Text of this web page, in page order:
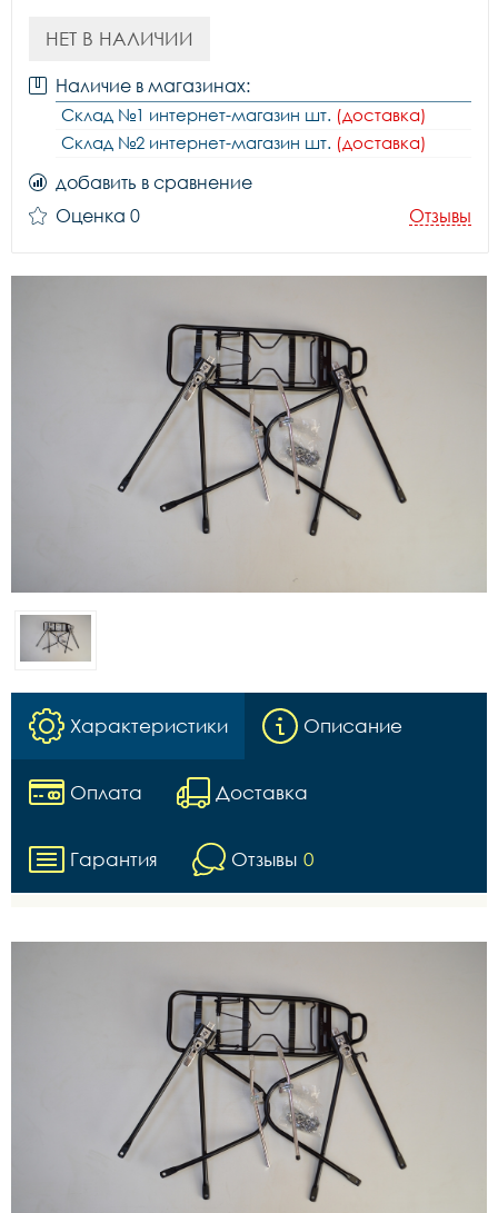
НЕТ В НАЛИЧИИ
Наличие в магазинах:
Склад №1 интернет-магазин шт. (доставка)
Склад №2 интернет-магазин шт. (доставка)
добавить в сравнение
Оценка 0
Отзывы
Характеристики Описание
Оплата Доставка
Гарантия Отзывы 0